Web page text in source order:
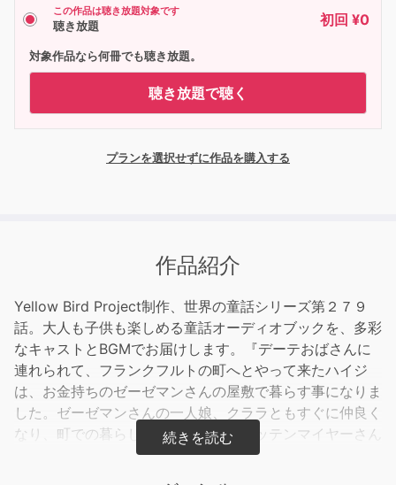
この作品は聴き放題対象です
聴き放題 初回 ¥0
対象作品なら何冊でも聴き放題。
聴き放題で聴く
プランを選択せずに作品を購入する
作品紹介
Yellow Bird Project制作、世界の童話シリーズ第２７９
話。大人も子供も楽しめる童話オーディオブックを、多彩
なキャストとBGMでお届けします。『デーテおばさんに
連れられて、フランクフルトの町へとやって来たハイジ
は、お金持ちのゼーゼマンさんの屋敷で暮らす事になりま
した。ゼーゼマンさんの一人娘、クララともすぐに仲良く
なり、町での暮らしにも、教育係のロッテンマイヤーさん
に怒られるのにもすっかり慣れて来たハイジでしたが、や